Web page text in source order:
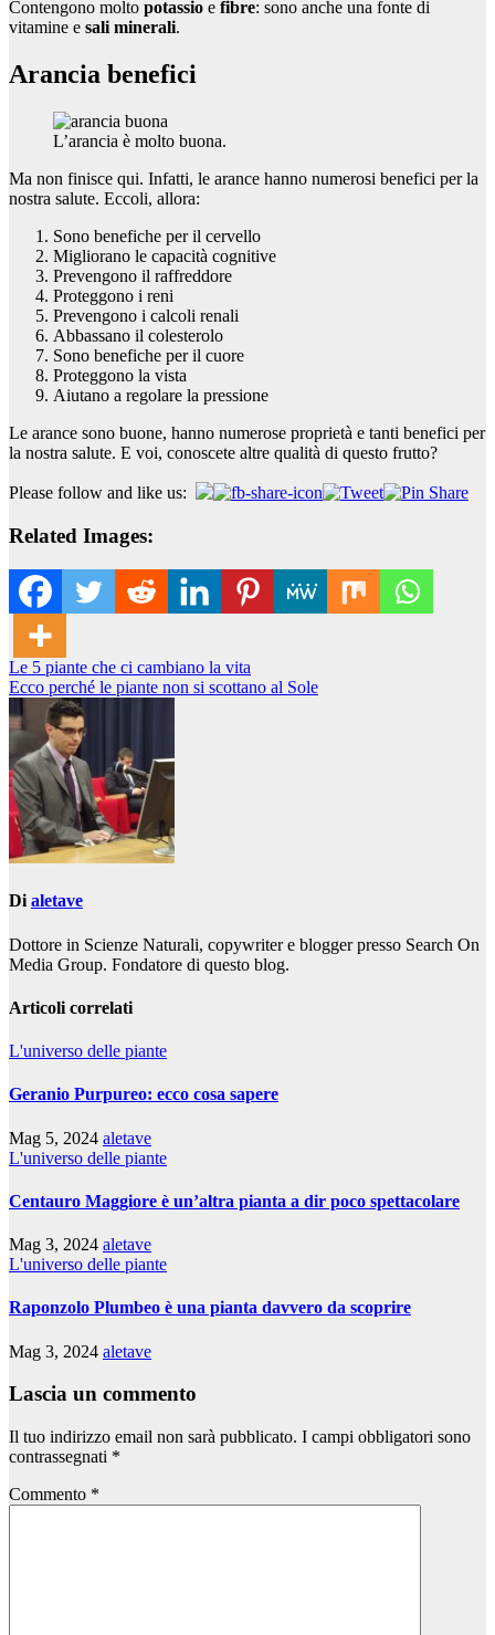
Contengono molto potassio e fibre: sono anche una fonte di
vitamine e sali minerali.
Arancia benefici
L’arancia è molto buona.
Ma non finisce qui. Infatti, le arance hanno numerosi benefici per la
nostra salute. Eccoli, allora:
Sono benefiche per il cervello
Migliorano le capacità cognitive
Prevengono il raffreddore
Proteggono i reni
Prevengono i calcoli renali
Abbassano il colesterolo
Sono benefiche per il cuore
Proteggono la vista
Aiutano a regolare la pressione
Le arance sono buone, hanno numerose proprietà e tanti benefici per
la nostra salute. E voi, conoscete altre qualità di questo frutto?
Please follow and like us:
Related Images:
Navigazione
articoli
Le 5 piante che ci cambiano la vita
Ecco perché le piante non si scottano al Sole
Di aletave
Dottore in Scienze Naturali, copywriter e blogger presso Search On
Media Group. Fondatore di questo blog.
Articoli correlati
L'universo delle piante
Geranio Purpureo: ecco cosa sapere
Mag 5, 2024 aletave
L'universo delle piante
Centauro Maggiore è un’altra pianta a dir poco spettacolare
Mag 3, 2024 aletave
L'universo delle piante
Raponzolo Plumbeo è una pianta davvero da scoprire
Mag 3, 2024 aletave
Lascia un commento
Il tuo indirizzo email non sarà pubblicato. I campi obbligatori sono
contrassegnati *
Commento *